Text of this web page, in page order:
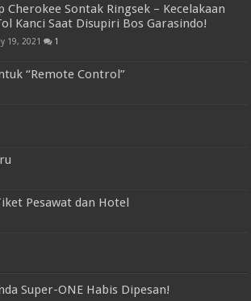
Cherokee Sontak Ringsek – Kecelakaan
Kanci Saat Disupiri Bos Garasindo!
19, 2021 1
“Remote Control”
Pesawat dan Hotel
Super-ONE Habis Dipesan!